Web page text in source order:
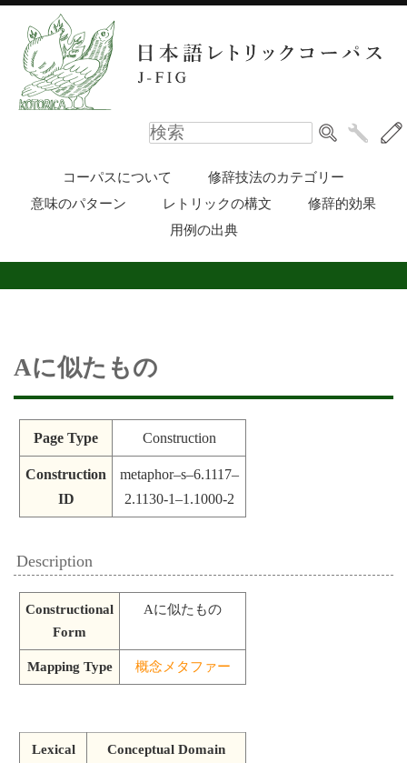
コーパスについて
修辞技法のカテゴリー
意味のパターン
レトリックの構文
修辞的効果
用例の出典
Aに似たもの
Page Type Construction
Construction
ID
metaphor–s–6.1117–
2.1130-1–1.1000-2
Description
Constructional
Form
Aに似たもの
Mapping Type 概念メタファー
Lexical
Conceptual Domain